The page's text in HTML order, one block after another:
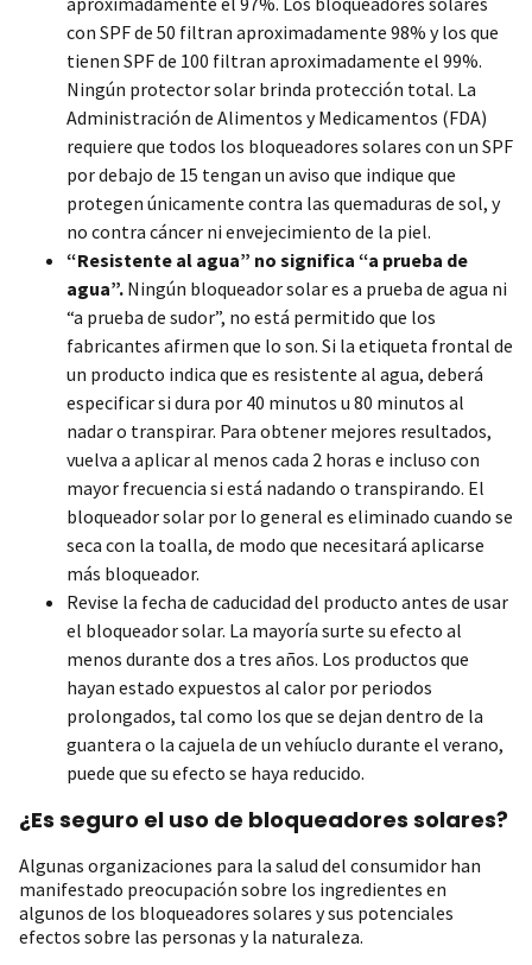
con SPF de 50 filtran aproximadamente 98% y los que
tienen SPF de 100 filtran aproximadamente el 99%.
Ningún protector solar brinda protección total. La
Administración de Alimentos y Medicamentos (FDA)
requiere que todos los bloqueadores solares con un SPF
por debajo de 15 tengan un aviso que indique que
protegen únicamente contra las quemaduras de sol, y
no contra cáncer ni envejecimiento de la piel.
“Resistente al agua” no significa “a prueba de
agua”. Ningún bloqueador solar es a prueba de agua ni
“a prueba de sudor”, no está permitido que los
fabricantes afirmen que lo son. Si la etiqueta frontal de
un producto indica que es resistente al agua, deberá
especificar si dura por 40 minutos u 80 minutos al
nadar o transpirar. Para obtener mejores resultados,
vuelva a aplicar al menos cada 2 horas e incluso con
mayor frecuencia si está nadando o transpirando. El
bloqueador solar por lo general es eliminado cuando se
seca con la toalla, de modo que necesitará aplicarse
más bloqueador.
Revise la fecha de caducidad del producto antes de usar
el bloqueador solar. La mayoría surte su efecto al
menos durante dos a tres años. Los productos que
hayan estado expuestos al calor por periodos
prolongados, tal como los que se dejan dentro de la
guantera o la cajuela de un vehíuclo durante el verano,
puede que su efecto se haya reducido.
¿Es seguro el uso de bloqueadores solares?
Algunas organizaciones para la salud del consumidor han
manifestado preocupación sobre los ingredientes en
algunos de los bloqueadores solares y sus potenciales
efectos sobre las personas y la naturaleza.